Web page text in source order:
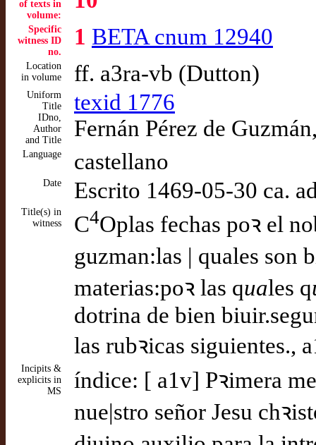
of texts in
volume:
Specific
witness ID
no.
1 BETA cnum 12940
Location
in volume
ff. a3ra-vb (Dutton)
Uniform
Title
IDno,
Author
and Title
texid 1776
Fernán Pérez de
Language castellano
Date Escrito 1469-05-30 ca.
Title(s) in
witness
C4Oplas fechas poꝛ el
guzman:las | quales son
materias:poꝛ las quales q
dotrina de bien
las rubꝛicas siguientes.,
Incipits &
explicits in
MS
índice: [ a1v] Pꝛimera
nue|stro señor Jesu